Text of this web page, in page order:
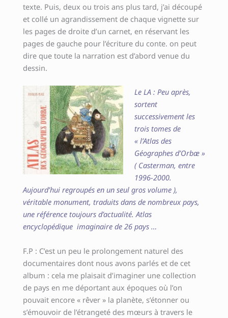
texte. Puis, deux ou trois ans plus tard, j’ai découpé
et collé un agrandissement de chaque vignette sur
les pages de droite d’un carnet, en réservant les
pages de gauche pour l’écriture du conte. on peut
dire que toute la narration est d’abord venue du
dessin.
Le LA : Peu après,
sortent
successivement les
trois tomes de
« l’Atlas des
Géographes d’Orbæ »
( Casterman, entre
1996-2000.
Aujourd’hui regroupés en un seul gros volume ),
véritable monument, traduits dans de nombreux pays,
une référence toujours d’actualité. Atlas
encyclopédique imaginaire de 26 pays …
F.P : C’est un peu le prolongement naturel des
documentaires dont nous avons parlés et de cet
album : cela me plaisait d’imaginer une collection
de pays en me déportant aux époques où l’on
pouvait encore « rêver » la planète, s’étonner ou
s’émouvoir de l’étrangeté des mœurs à travers le